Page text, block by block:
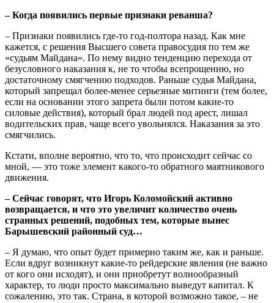
– Когда появились первые признаки реванша?
– Признаки появились где-то год-полтора назад. Как мне
кажется, с решения Высшего совета правосудия по тем же
«судьям Майдана». По нему видно тенденцию перехода от
безусловного наказания к, не то чтобы всепрощению, но
достаточному смягчению подходов. Раньше судья Майдана,
который запрещал более-менее серьезные митинги (тем более,
если на основании этого запрета были потом какие-то
силовые действия), который брал людей под арест, лишал
водительских прав, чаще всего увольнялся. Наказания за это
смягчились.
Кстати, вполне вероятно, что то, что происходит сейчас со
мной, — это тоже элемент какого-то обратного маятникового
движения.
– Сейчас говорят, что Игорь Коломойский активно
возвращается, и что это увеличит количество очень
странных решений, подобных тем, которые вынес
Барышевский районный суд…
– Я думаю, что опыт будет примерно таким же, как и раньше.
Если вдруг возникнут какие-то рейдерские явления (не важно
от кого они исходят), и они приобретут волнообразный
характер, то люди просто максимально выведут капитал. К
сожалению, это так. Страна, в которой возможно такое, – не